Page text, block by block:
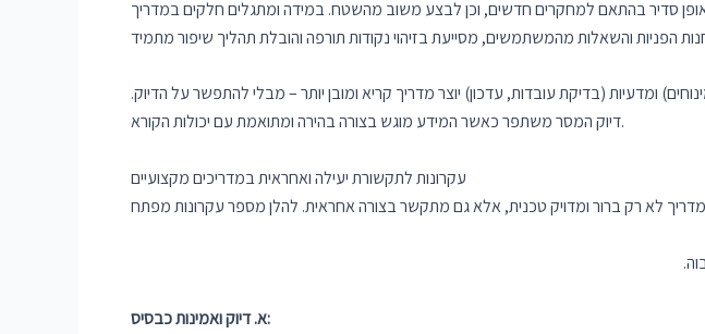
סדיר בהתאם למחקרים חדשים, וכן לבצע משוב מהשטח. במידה ומתגלים חלקים במדריך
ומדעיות (בדיקת עובדות, עדכון) יוצר מדריך קריא ומובן יותר – מבלי להתפשר על הדיוק.
דיוק המסר משתפר כאשר המידע מוגש בצורה בהירה ומתואמת עם יכולות הקורא.
עקרונות לתקשורת יעילה ואחראית במדריכים מקצועיים
א. דיוק ואמינות כבסיס: